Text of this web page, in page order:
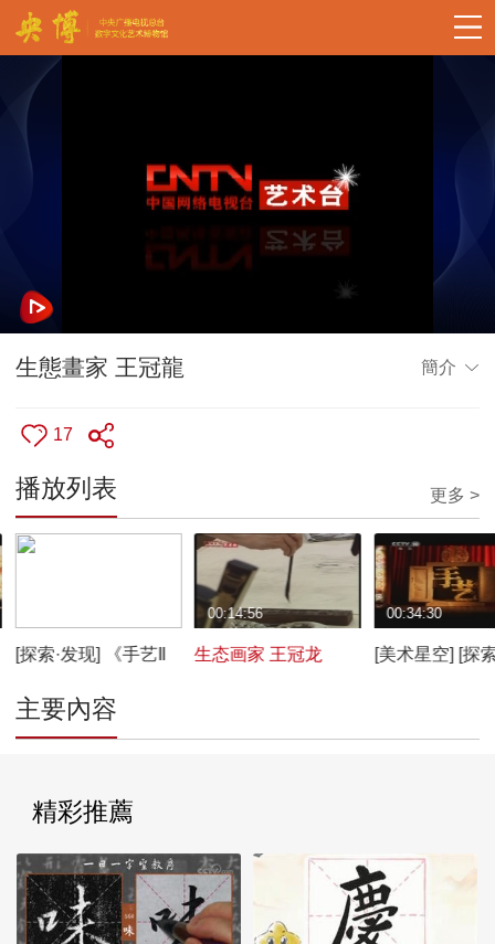
生態畫家 王冠龍 簡介
17
播放列表 更多 >
[探索·发现] 《手艺Ⅱ
20120528
生态画家 王冠龙
00:14:56
[美术星空] [探
00:34:30
主要內容
精彩推薦